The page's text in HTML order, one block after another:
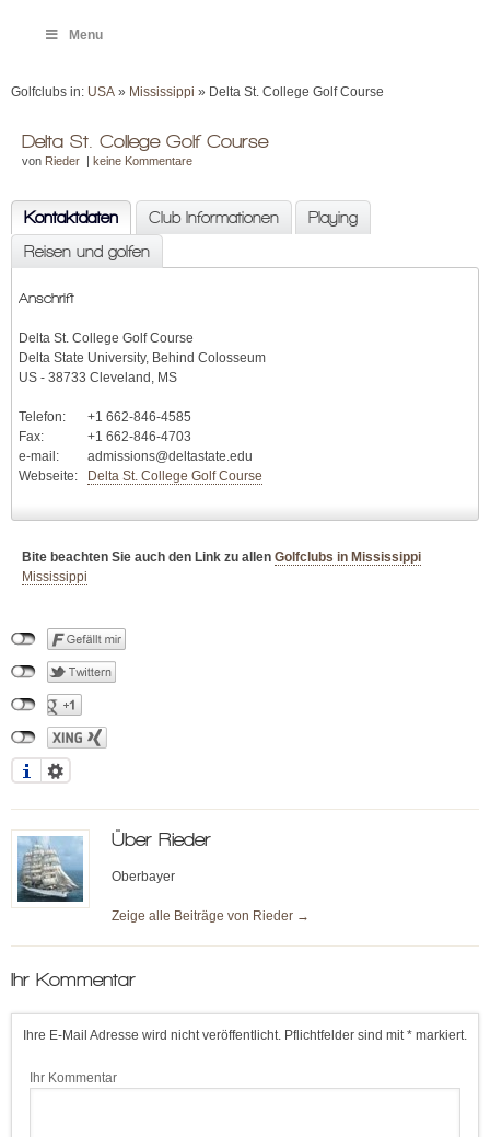
Menu
Golfclubs in: USA » Mississippi » Delta St. College Golf Course
Delta St. College Golf Course
von Rieder | keine Kommentare
Kontaktdaten Club Informationen
Playing
Reisen und golfen
Anschrift
Delta St. College Golf Course
Delta State University, Behind Colosseum
US - 38733 Cleveland, MS
Telefon:
+1 662-846-4585
Fax:
+1 662-846-4703
e-mail:
admissions@deltastate.edu
Webseite:
Delta St. College Golf Course
Bite beachten Sie auch den Link zu allen Golfclubs in Mississippi
Mississippi
Über Rieder
Oberbayer
Zeige alle Beiträge von Rieder →
Ihr Kommentar
Ihre E-Mail Adresse wird nicht veröffentlicht. Pflichtfelder sind mit * markiert.
Ihr Kommentar